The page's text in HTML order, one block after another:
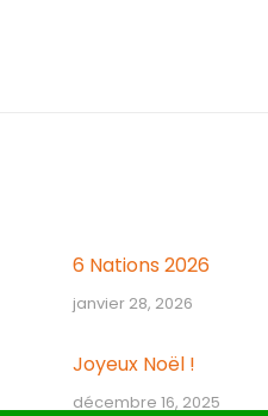
6 Nations 2026
janvier 28, 2026
Joyeux Noël !
décembre 16, 2025